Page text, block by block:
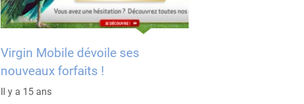
Virgin Mobile dévoile ses
nouveaux forfaits !
Il y a 15 ans